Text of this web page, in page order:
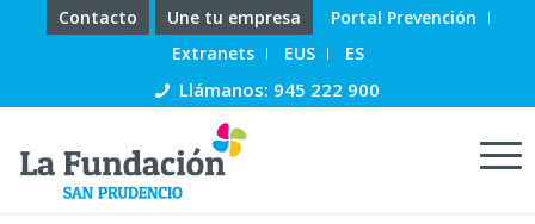
Contacto Une tu empresa
Portal Prevención
Extranets
EUS ES
Llámanos: 945 222 900